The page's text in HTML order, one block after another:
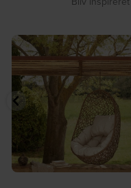
☀️ Find dit yndlingssted
sommer⁠
...
6 0